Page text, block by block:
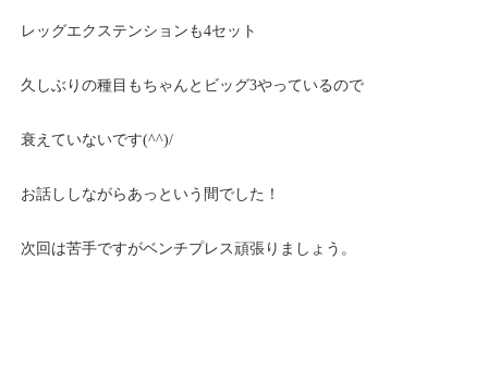
レッグエクステンションも4セット
久しぶりの種目もちゃんとビッグ3やっているので
衰えていないです(^^)/
お話ししながらあっという間でした！
次回は苦手ですがベンチプレス頑張りましょう。